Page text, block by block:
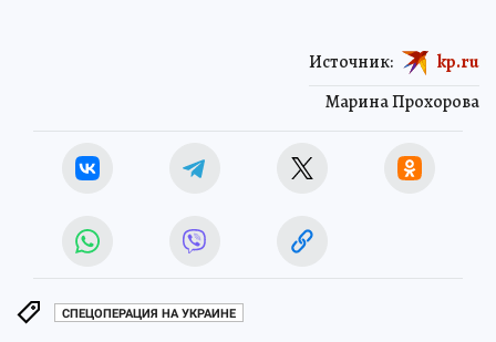
Марина Прохорова
Источник: kp.ru
СПЕЦОПЕРАЦИЯ НА УКРАИНЕ